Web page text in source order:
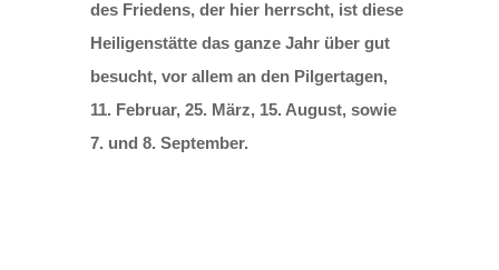
des Friedens, der hier herrscht, ist diese
Heiligenstätte das ganze Jahr über gut
besucht, vor allem an den Pilgertagen,
11. Februar, 25. März, 15. August, sowie
7. und 8. September.